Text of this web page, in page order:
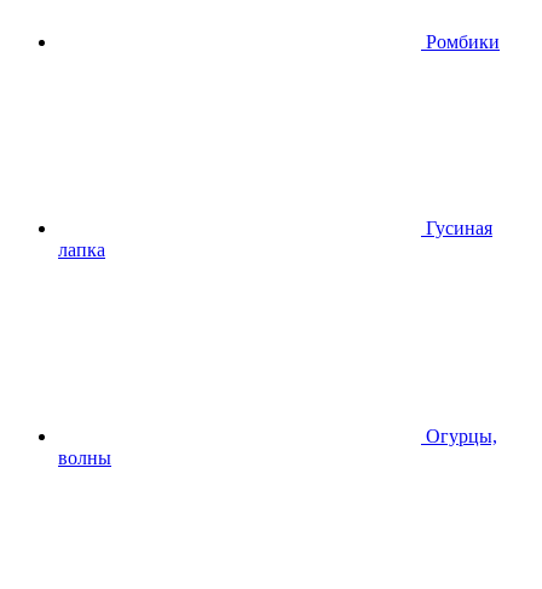
Ромбики
Гусиная
лапка
Огурцы,
волны